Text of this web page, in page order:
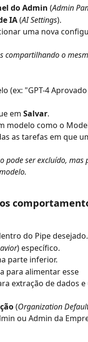
do Admin (Admin
IA (AI Settings).
uma nova
compartilhando o
(ex: "GPT-4
em Salvar.
modelo como o
as tarefas em que
pode ser excluído, mas
do Pipe desejado.
) específico.
parte inferior.
para alimentar esse
extração de dados
(Organization
ou Admin da